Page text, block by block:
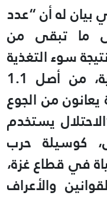
بيان له أن “عدد
ما تبقى من
سوء التغذية
الحاد، 65 ألف حالة مرضية، من أصل 1.1
من الجوع
يستخدم
كوسيلة حرب
في قطاع غزة،
والأعراف